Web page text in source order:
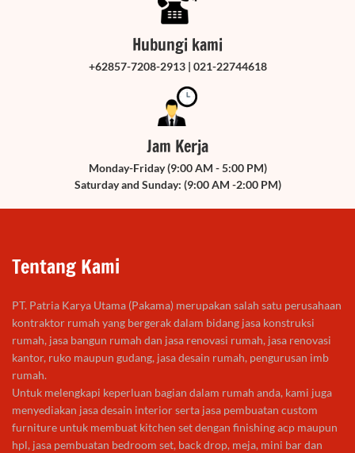
Hubungi kami
+62857-7208-2913 | 021-22744618
Jam Kerja
Monday-Friday (9:00 AM - 5:00 PM)
Saturday and Sunday: (9:00 AM -2:00 PM)
Tentang Kami
PT. Patria Karya Utama (Pakama) merupakan salah satu perusahaan
kontraktor rumah yang bergerak dalam bidang jasa konstruksi
rumah, jasa bangun rumah dan jasa renovasi rumah, jasa renovasi
kantor, ruko maupun gudang, jasa desain rumah, pengurusan imb
rumah.
Untuk melengkapi keperluan bagian dalam rumah anda, kami juga
menyediakan jasa desain interior serta jasa pembuatan custom
furniture untuk membuat kitchen set dengan finishing acp maupun
hpl, jasa pembuatan bedroom set, back drop, meja, mini bar dan